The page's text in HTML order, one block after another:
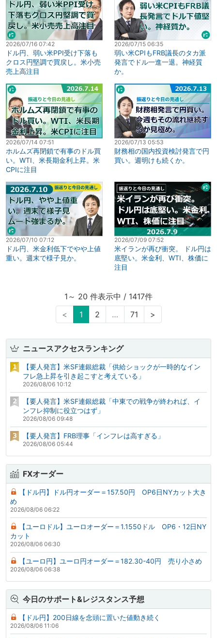
2026/07/16 07:42
ドル円、弱い米PPI受け下落も
クロス円堅調で買戻し。米小売
売上高注目
2026/07/15 06:35
弱い米CPIもFRB議長のタカ派
発言でドル一進一退。神経質
か。
2026/07/14 07:51
ホルムズ再閉鎖で有事のドル買
い。WTI、米長期金利上昇。米
CPIに注目
2026/07/13 05:53
財務相の国内投資検討発言で円
買い。週明けも続くか。
2026/07/10 07:12
ドル円、米金利低下でやや上値
重い。週末で様子見か。
2026/07/09 07:52
米イランが再び衝突。 ドル円は
底堅い。米金利、WTI、株価に
注目
1～ 20 件表示中 / 1417件
<
1 2 … 71 >
ニュースアクセスランキング
【要人発言】米SF連銀総裁「供給ショックが一時的なイン
フレ急上昇を引き起こすと考えている」
2026/08/06 10:12
【要人発言】米SF連銀総裁「中東での戦争が終われば、イ
ンフレ抑制に役立つはず」
2026/08/06 09:48
【要人発言】FRB理事「インフレは高すぎる」
2026/08/06 05:44
FXオーダー
【ドル円】ドル円オーダー＝157.50円 OP6日NYカット大き
め
2026/08/06 06:22
【ユーロドル】ユーロオーダー＝1.1550ドル OP6・12日NY
カット
2026/08/06 06:30
【ユーロ円】ユーロ円オーダー＝182.30-40円 売り小さめ
2026/08/06 06:38
今日のサポート&レジスタンス予想
【ドル円】200日線を念頭に置いた値動き続く
2026/08/06 11:06